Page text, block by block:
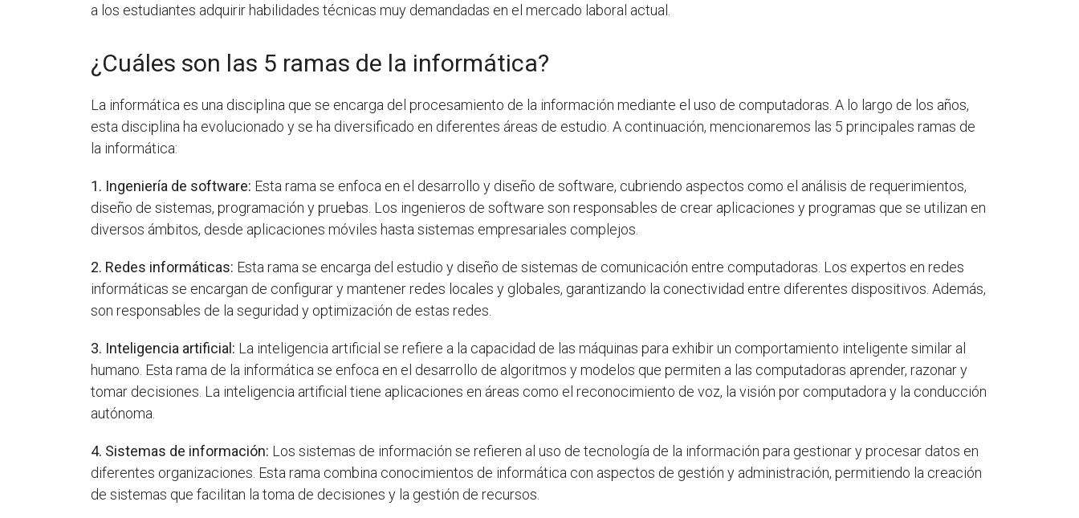
a los estudiantes adquirir habilidades técnicas muy demandadas en el mercado laboral actual.
¿Cuáles son las 5 ramas de la informática?
La informática es una disciplina que se encarga del procesamiento de la información mediante el uso de computadoras. A lo largo de los años,
esta disciplina ha evolucionado y se ha diversificado en diferentes áreas de estudio. A continuación, mencionaremos las 5 principales ramas de
la informática:
1. Ingeniería de software: Esta rama se enfoca en el desarrollo y diseño de software, cubriendo aspectos como el análisis de requerimientos,
diseño de sistemas, programación y pruebas. Los ingenieros de software son responsables de crear aplicaciones y programas que se utilizan en
diversos ámbitos, desde aplicaciones móviles hasta sistemas empresariales complejos.
2. Redes informáticas: Esta rama se encarga del estudio y diseño de sistemas de comunicación entre computadoras. Los expertos en redes
informáticas se encargan de configurar y mantener redes locales y globales, garantizando la conectividad entre diferentes dispositivos. Además,
son responsables de la seguridad y optimización de estas redes.
3. Inteligencia artificial: La inteligencia artificial se refiere a la capacidad de las máquinas para exhibir un comportamiento inteligente similar al
humano. Esta rama de la informática se enfoca en el desarrollo de algoritmos y modelos que permiten a las computadoras aprender, razonar y
tomar decisiones. La inteligencia artificial tiene aplicaciones en áreas como el reconocimiento de voz, la visión por computadora y la conducción
autónoma.
4. Sistemas de información: Los sistemas de información se refieren al uso de tecnología de la información para gestionar y procesar datos en
diferentes organizaciones. Esta rama combina conocimientos de informática con aspectos de gestión y administración, permitiendo la creación
de sistemas que facilitan la toma de decisiones y la gestión de recursos.